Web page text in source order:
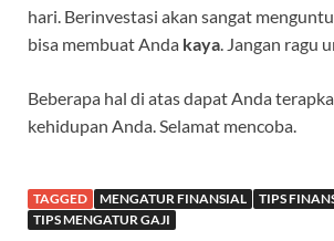
hari. Berinvestasi akan sangat
bisa membuat Anda kaya . Jangan ragu
Beberapa hal di atas dapat Anda
kehidupan Anda. Selamat mencoba.
TAGGED MENGATUR FINANSIAL
TIPS
TIPS MENGATUR GAJI